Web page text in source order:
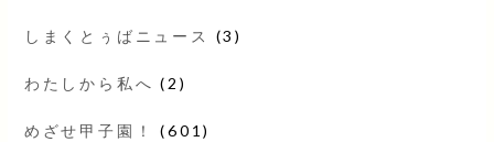
しまくとぅばニュース (3)
わたしから私へ (2)
めざせ甲子園！ (601)